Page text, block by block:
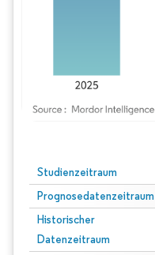
Studienzeitraum
Prognosedatenzeitraum
Historischer
Datenzeitraum